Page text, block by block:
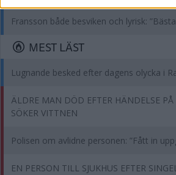
Fransson både besviken och lyrisk:
MEST LÄST
Lugnande besked efter dagens olycka i
ÄLDRE MAN DÖD EFTER HÄNDELSE
SÖKER VITTNEN
Polisen om avlidne personen: ”Fått in
EN PERSON TILL SJUKHUS EFTER